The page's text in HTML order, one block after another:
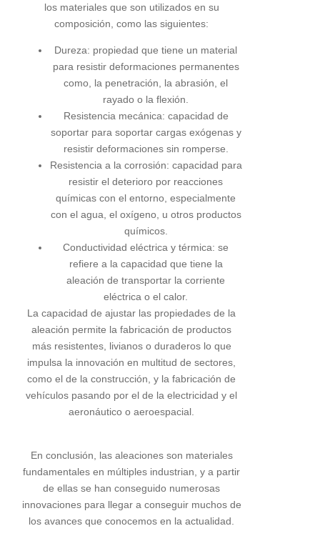
los materiales que son utilizados en su
composición, como las siguientes:
Dureza: propiedad que tiene un material
para resistir deformaciones permanentes
como, la penetración, la abrasión, el
rayado o la flexión.
Resistencia mecánica: capacidad de
soportar para soportar cargas exógenas y
resistir deformaciones sin romperse.
Resistencia a la corrosión: capacidad para
resistir el deterioro por reacciones
químicas con el entorno, especialmente
con el agua, el oxígeno, u otros productos
químicos.
Conductividad eléctrica y térmica: se
refiere a la capacidad que tiene la
aleación de transportar la corriente
eléctrica o el calor.
La capacidad de ajustar las propiedades de la
aleación permite la fabricación de productos
más resistentes, livianos o duraderos lo que
impulsa la innovación en multitud de sectores,
como el de la construcción, y la fabricación de
vehículos pasando por el de la electricidad y el
aeronáutico o aeroespacial.
En conclusión, las aleaciones son materiales
fundamentales en múltiples industrian, y a partir
de ellas se han conseguido numerosas
innovaciones para llegar a conseguir muchos de
los avances que conocemos en la actualidad.